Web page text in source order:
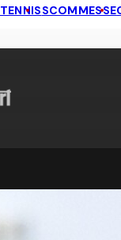
TENNISSCOMMESSE